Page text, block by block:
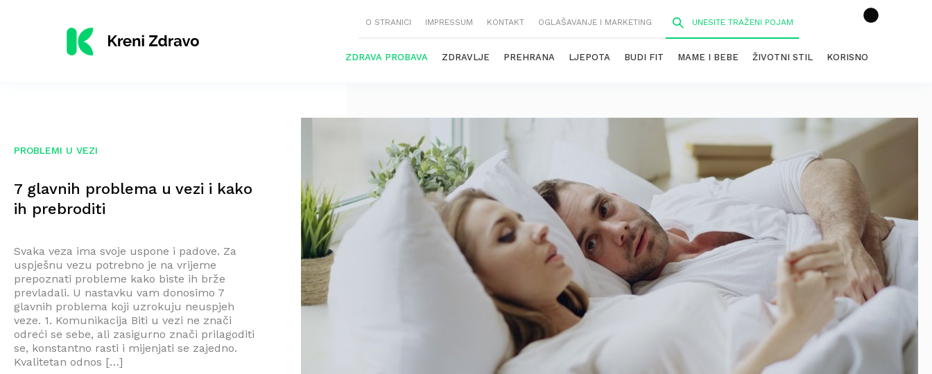
O STRANICI IMPRESSUM KONTAKT OGLAŠAVANJE I MARKETING
ZDRAVA PROBAVA ZDRAVLJE PREHRANA LJEPOTA BUDI FIT MAME I BEBE ŽIVOTNI STIL KORISNO
PROBLEMI U VEZI
7 glavnih problema u vezi i kako
ih prebroditi
Svaka veza ima svoje uspone i padove. Za
uspješnu vezu potrebno je na vrijeme
prepoznati probleme kako biste ih brže
prevladali. U nastavku vam donosimo 7
glavnih problema koji uzrokuju neuspjeh
veze. 1. Komunikacija Biti u vezi ne znači
odreći se sebe, ali zasigurno znači prilagoditi
se, konstantno rasti i mijenjati se zajedno.
Kvalitetan odnos […]